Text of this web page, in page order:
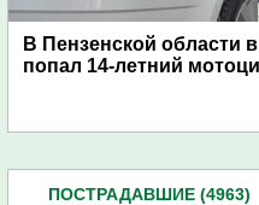
В Пензенской области
попал 14-летний
ПОСТРАДАВШИЕ (4963)